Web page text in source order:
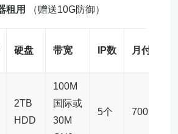
租用 （赠送10G防御）
硬盘 带宽 IP数 月付7.5折
2TB
HDD
100M
国际或
30M
5个 700元/月